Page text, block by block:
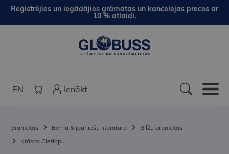
Reģistrējies un iegādājies grāmatas un kancelejas preces ar
10 % atlaidi.
EN Ienākt
Grāmatas Bērnu & jauniešu literatūra
Bilžu grāmatas
Krāsas Cietlapu